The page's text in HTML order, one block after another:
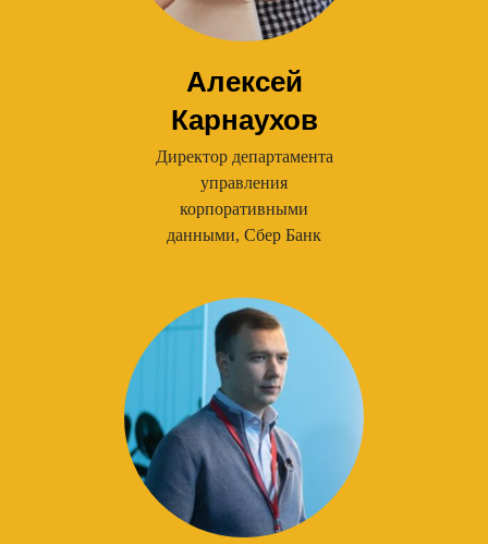
Алексей
Карнаухов
Директор департамента
управления
корпоративными
данными, Сбер Банк